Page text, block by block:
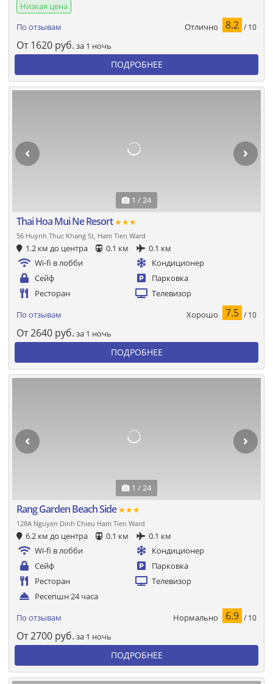
Низкая цена
По отзывам
Отлично 8.2 / 10
От 1620 руб. за 1 ночь
ПОДРОБНЕЕ
1 / 24
Thai Hoa Mui Ne Resort★★★
56 Huynh Thuc Khang St, Ham Tien Ward
1.2 км до центра 0.1 км
0.1 км
Wi-fi в лобби
Кондиционер
Сейф
Парковка
Ресторан
Телевизор
По отзывам Хорошо 7.5 / 10
От2640 руб. за 1 ночь
ПОДРОБНЕЕ
1 / 24
Rang Garden Beach Side★★★
128A Nguyen Dinh Chieu Ham Tien Ward
6.2 км до центра 0.1 км
0.1 км
Wi-fi в лобби
Кондиционер
Сейф
Парковка
Ресторан
Телевизор
Ресепшн 24 часа
По отзывам Нормально 6.9 / 10
От2700 руб. за 1 ночь
ПОДРОБНЕЕ